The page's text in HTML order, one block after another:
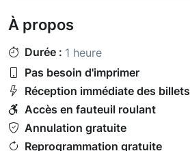
À propos
Durée : 1 heure
Pas besoin d'imprimer
Réception immédiate des billets
Accès en fauteuil roulant
Annulation gratuite
Reprogrammation gratuite